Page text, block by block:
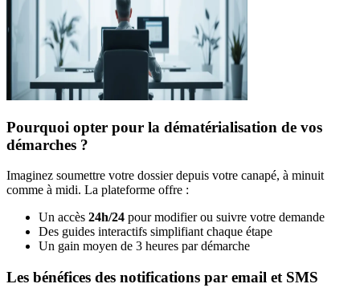
Pourquoi opter pour la dématérialisation de vos
démarches ?
Imaginez soumettre votre dossier depuis votre canapé, à minuit
comme à midi. La plateforme offre :
Un accès 24h/24 pour modifier ou suivre votre demande
Des guides interactifs simplifiant chaque étape
Un gain moyen de 3 heures par démarche
Les bénéfices des notifications par email et SMS